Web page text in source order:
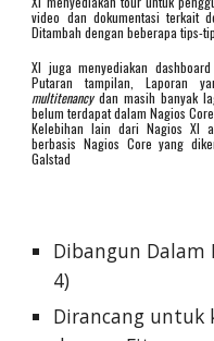
video dan dokumentasi terkait
Ditambah dengan beberapa tips-
XI juga menyediakan
Putaran tampilan, Laporan
multitenancydan masih banyak
belum terdapat dalam Nagios Core.
Kelebihan lain dari Nagios XI
berbasis Nagios Core yang
Galstad
Dibangun Dalam
4)
Dirancang untuk